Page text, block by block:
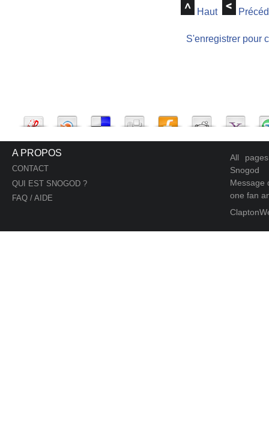
Haut
S'enregistrer pour
A PROPOS
CONTACT
QUI EST SNOGOD ?
FAQ / AIDE
All
Snogod
Message
one fan